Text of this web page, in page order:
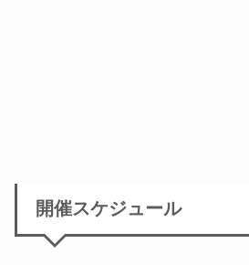
開催スケジュール